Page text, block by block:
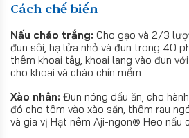
Cách chế biến
Nấu cháo trắng: Cho gạo và 2/3
đun sôi, hạ lửa nhỏ và đun trong 40
thêm khoai tây, khoai lang vào đun
cho khoai và cháo chín mềm
Xào nhân: Đun nóng dầu ăn, cho
đó cho tôm vào xào săn, thêm rau
và gia vị Hạt nêm Aji-ngon® Heo nấu